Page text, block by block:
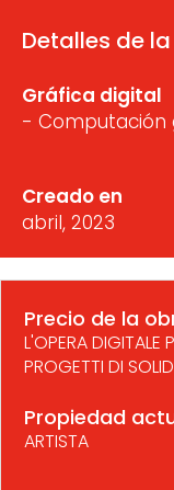
Detalles de
Gráfica digital
- Computación
Creado en
abril, 2023
Precio de la
L'OPERA DIGITALE
PROGETTI DI
Propiedad
ARTISTA